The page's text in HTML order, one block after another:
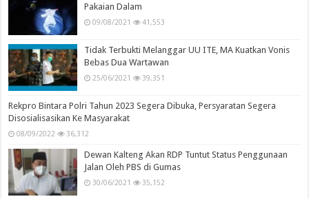
Pakaian Dalam
09/08/2021 41,553
Tidak Terbukti Melanggar UU ITE, MA Kuatkan Vonis
Bebas Dua Wartawan
25/06/2021 39,351
Rekpro Bintara Polri Tahun 2023 Segera Dibuka, Persyaratan Segera
Disosialisasikan Ke Masyarakat
08/09/2022 36,312
Dewan Kalteng Akan RDP Tuntut Status Penggunaan
Jalan Oleh PBS di Gumas
30/06/2021 35,152